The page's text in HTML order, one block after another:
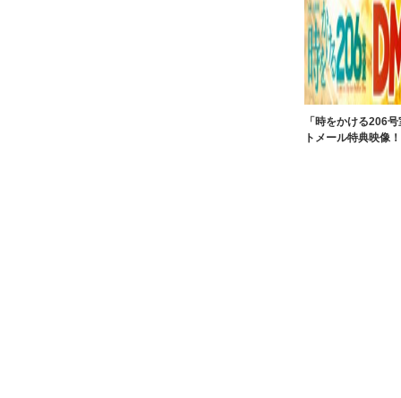
「時をかける206
トメール特典映像